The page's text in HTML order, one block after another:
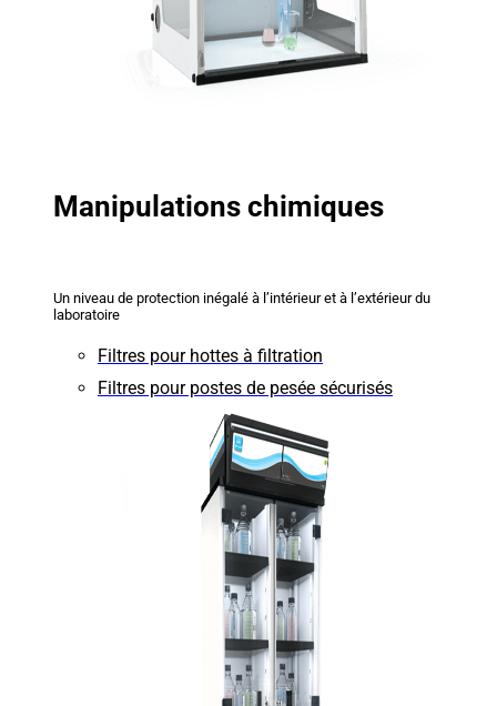
Manipulations chimiques
Un niveau de protection inégalé à l’intérieur et à l’extérieur du
laboratoire
Filtres pour hottes à filtration
Filtres pour postes de pesée sécurisés